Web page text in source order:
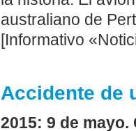
australiano de
[Informativo
Accidente de
2015: 9 de